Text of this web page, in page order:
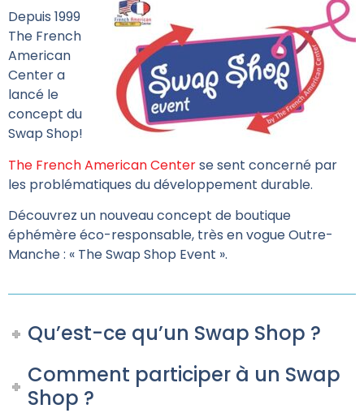
Depuis 1999
The French
American
Center a
lancé le
concept du
Swap Shop!
The French American Centerse sent concerné par
les problématiques du développement durable.
Découvrez un nouveau concept de boutique
éphémère éco-responsable, très en vogue Outre-
Manche : « The Swap Shop Event ».
Qu’est-ce qu’un Swap Shop ?
Comment participer à un Swap
Shop ?